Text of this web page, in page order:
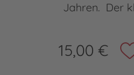
Jahren. Der
15,00 €